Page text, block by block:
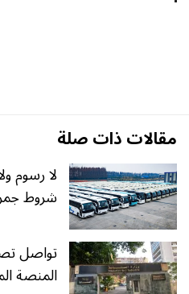
مقالات ذات صلة
لا رسوم
شروط
تواصل
المنصة